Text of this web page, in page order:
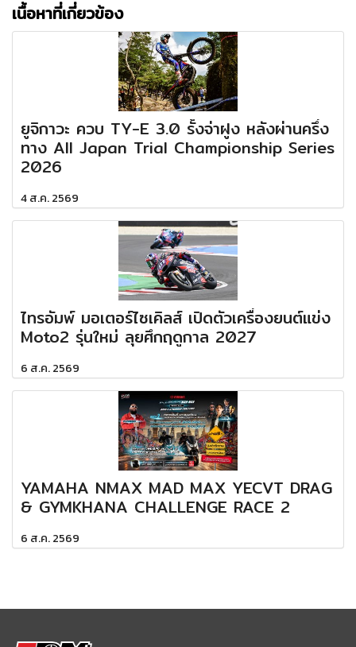
เนื้อหาที่เกี่ยวข้อง
ยูจิกาวะ ควบ TY-E 3.0 รั้งจ่าฝูง หลังผ่านครึ่ง
ทาง All Japan Trial Championship Series
2026
4 ส.ค. 2569
ไทรอัมพ์ มอเตอร์ไซเคิลส์ เปิดตัวเครื่องยนต์แข่ง
Moto2 รุ่นใหม่ ลุยศึกฤดูกาล 2027
6 ส.ค. 2569
YAMAHA NMAX MAD MAX YECVT DRAG
& GYMKHANA CHALLENGE RACE 2
6 ส.ค. 2569